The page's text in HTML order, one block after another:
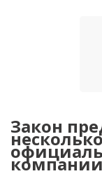
Закон
компании